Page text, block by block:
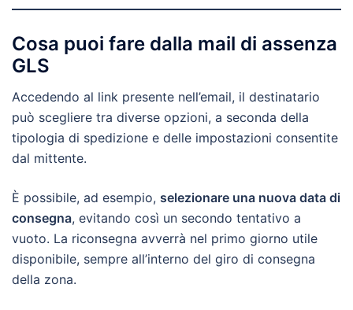
Cosa puoi fare dalla mail di assenza
GLS
Accedendo al link presente nell’email, il destinatario
può scegliere tra diverse opzioni, a seconda della
tipologia di spedizione e delle impostazioni consentite
dal mittente.
È possibile, ad esempio, selezionare una nuova data di
consegna, evitando così un secondo tentativo a
vuoto. La riconsegna avverrà nel primo giorno utile
disponibile, sempre all’interno del giro di consegna
della zona.